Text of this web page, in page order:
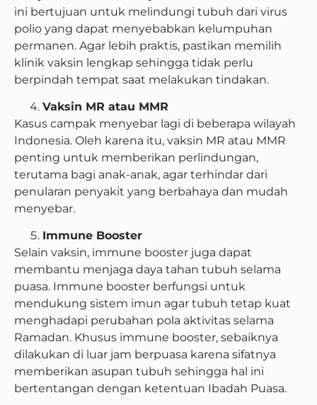
ini bertujuan untuk melindungi tubuh dari virus
polio yang dapat menyebabkan kelumpuhan
permanen. Agar lebih praktis, pastikan memilih
klinik vaksin lengkap sehingga tidak perlu
berpindah tempat saat melakukan tindakan.
Vaksin MR atau MMR
Kasus campak menyebar lagi di beberapa wilayah
Indonesia. Oleh karena itu, vaksin MR atau MMR
penting untuk memberikan perlindungan,
terutama bagi anak-anak, agar terhindar dari
penularan penyakit yang berbahaya dan mudah
menyebar.
Immune Booster
Selain vaksin, immune booster juga dapat
membantu menjaga daya tahan tubuh selama
puasa. Immune booster berfungsi untuk
mendukung sistem imun agar tubuh tetap kuat
menghadapi perubahan pola aktivitas selama
Ramadan. Khusus immune booster, sebaiknya
dilakukan di luar jam berpuasa karena sifatnya
memberikan asupan tubuh sehingga hal ini
bertentangan dengan ketentuan Ibadah Puasa.